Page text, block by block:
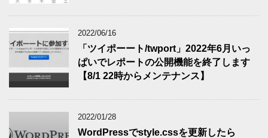
2022/06/16
「ツイポーート/twport」2022年6月いっ
ぱいでレポートの公開機能を終了します
【8/1 22時からメンテナンス】
2022/01/28
WordPressでstyle.cssを更新したら